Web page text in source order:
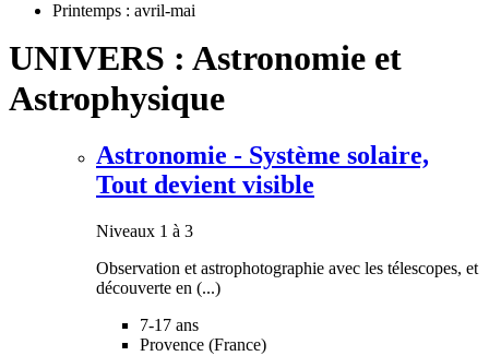
Printemps : avril-mai
UNIVERS : Astronomie et
Astrophysique
Astronomie - Système solaire,
Tout devient visible
Niveaux 1 à 3
Observation et astrophotographie avec les télescopes, et
découverte en (...)
7-17 ans
Provence (France)